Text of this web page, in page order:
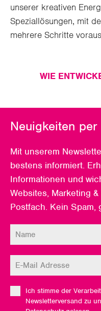
unserer kreativen
Speziallösungen, mit
mehrere Schritte
WIE
Neuigkeiten
Mit unserem
bestens informiert.
Informationen und
Websites, Marketing
Postfach. Kein Spam,
Ich stimme der
Newsletterversand zu